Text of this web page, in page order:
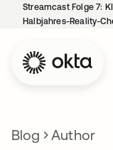
Streamcast Folge 7:
Halbjahres-Reality-
Blog Author